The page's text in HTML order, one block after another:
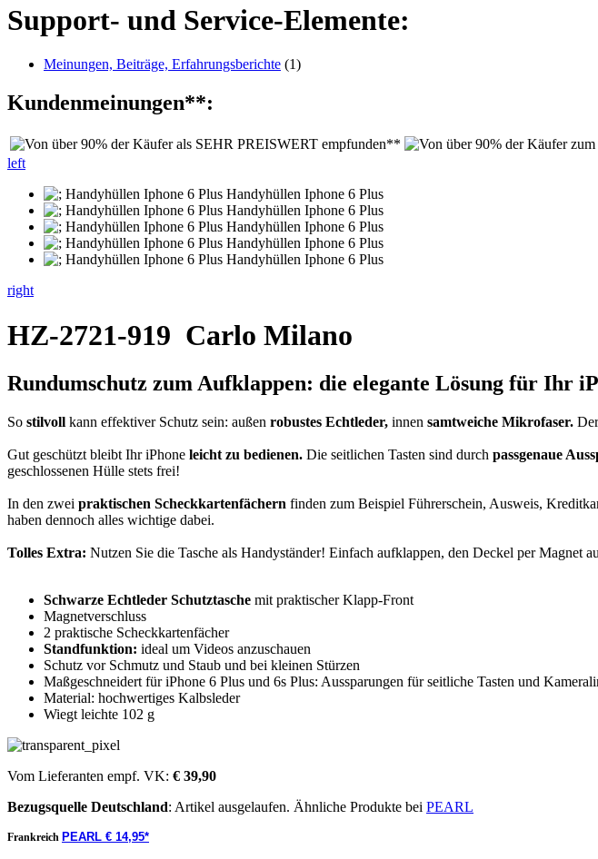
Support- und Service-Elemente:
Meinungen, Beiträge, Erfahrungsberichte (1)
Kundenmeinungen**:
left
right
HZ-2721-919 Carlo Milano
Rundumschutz zum Aufklappen: die elegante Lösung für Ihr
So stilvoll kann effektiver Schutz sein: außen robustes Echtleder, innen samtweiche Mikrofaser.
Gut geschützt bleibt Ihr iPhone leicht zu bedienen. Die seitlichen Tasten sind durch passgenaue
geschlossenen Hülle stets frei!
In den zwei praktischen Scheckkartenfächern finden zum Beispiel Führerschein, Ausweis,
haben dennoch alles wichtige dabei.
Tolles Extra: Nutzen Sie die Tasche als Handyständer! Einfach aufklappen, den Deckel per Magnet
Schwarze Echtleder Schutztasche mit praktischer Klapp-Front
Magnetverschluss
2 praktische Scheckkartenfächer
Standfunktion: ideal um Videos anzuschauen
Schutz vor Schmutz und Staub und bei kleinen Stürzen
Maßgeschneidert für iPhone 6 Plus und 6s Plus: Aussparungen für seitliche Tasten und
Material: hochwertiges Kalbsleder
Wiegt leichte 102 g
Vom Lieferanten empf. VK: € 39,90
Bezugsquelle Deutschland: Artikel ausgelaufen. Ähnliche Produkte bei PEARL
Frankreich PEARL € 14,95*